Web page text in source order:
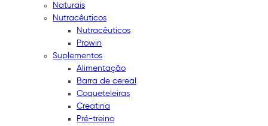
Naturais
Nutracêuticos
Nutracêuticos
Prowin
Suplementos
Alimentação
Barra de cereal
Coqueteleiras
Creatina
Pré-treino